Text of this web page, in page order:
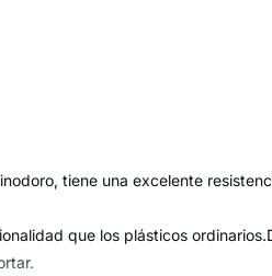
tiene una excelente
que los plásticos